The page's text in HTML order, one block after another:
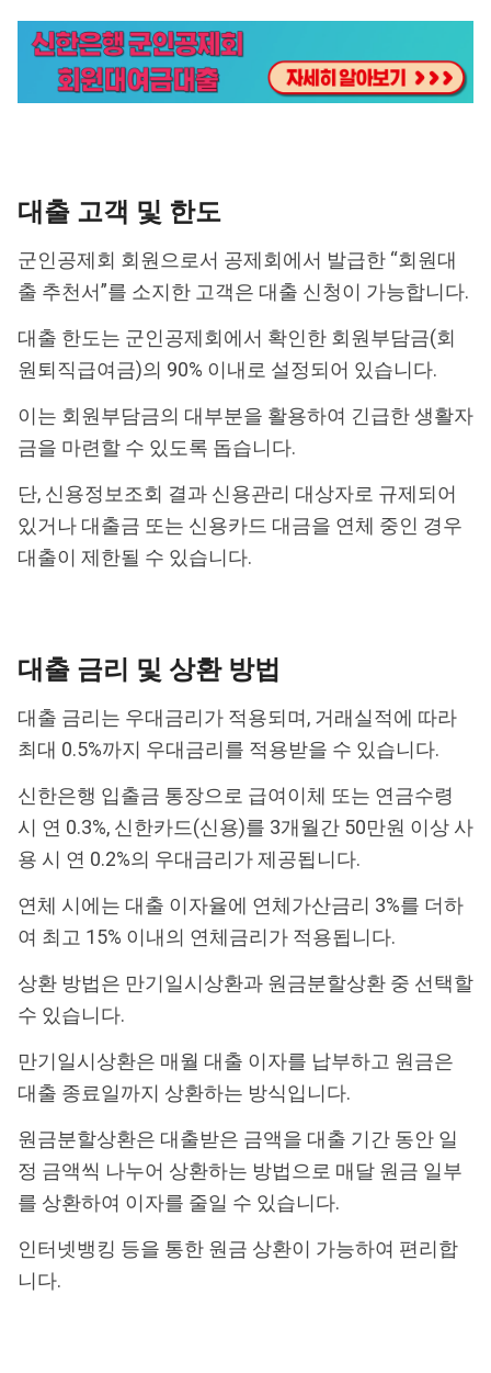
대출 고객 및 한도
군인공제회 회원으로서 공제회에서 발급한 “회원대
출 추천서”를 소지한 고객은 대출 신청이 가능합니다.
대출 한도는 군인공제회에서 확인한 회원부담금(회
원퇴직급여금)의 90% 이내로 설정되어 있습니다.
이는 회원부담금의 대부분을 활용하여 긴급한 생활자
금을 마련할 수 있도록 돕습니다.
단, 신용정보조회 결과 신용관리 대상자로 규제되어
있거나 대출금 또는 신용카드 대금을 연체 중인 경우
대출이 제한될 수 있습니다.
대출 금리 및 상환 방법
대출 금리는 우대금리가 적용되며, 거래실적에 따라
최대 0.5%까지 우대금리를 적용받을 수 있습니다.
신한은행 입출금 통장으로 급여이체 또는 연금수령
시 연 0.3%, 신한카드(신용)를 3개월간 50만원 이상 사
용 시 연 0.2%의 우대금리가 제공됩니다.
연체 시에는 대출 이자율에 연체가산금리 3%를 더하
여 최고 15% 이내의 연체금리가 적용됩니다.
상환 방법은 만기일시상환과 원금분할상환 중 선택할
수 있습니다.
만기일시상환은 매월 대출 이자를 납부하고 원금은
대출 종료일까지 상환하는 방식입니다.
원금분할상환은 대출받은 금액을 대출 기간 동안 일
정 금액씩 나누어 상환하는 방법으로 매달 원금 일부
를 상환하여 이자를 줄일 수 있습니다.
인터넷뱅킹 등을 통한 원금 상환이 가능하여 편리합
니다.